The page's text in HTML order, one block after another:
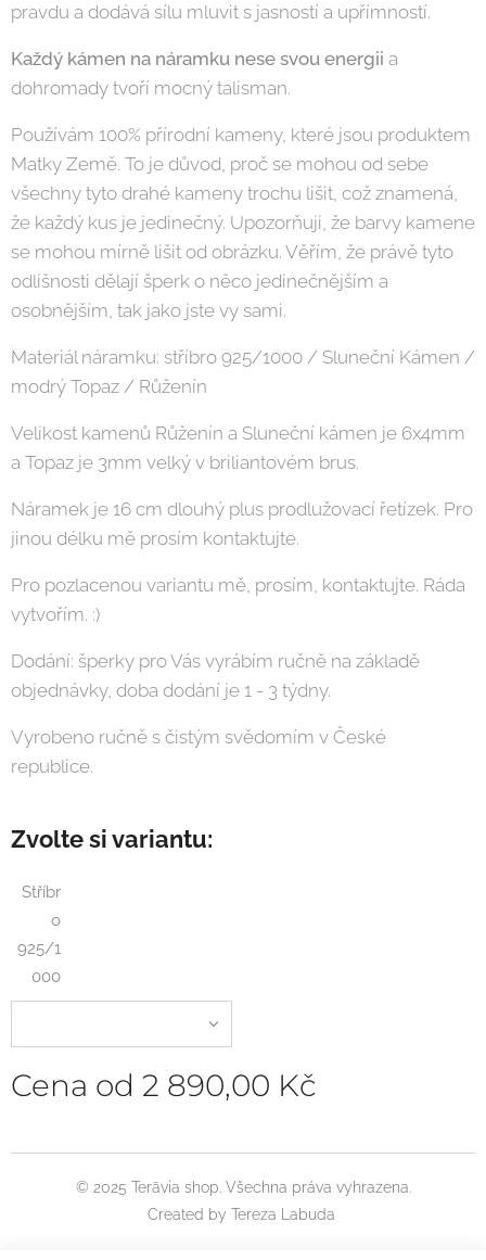
pravdu a dodává sílu mluvit s jasností a upřímností.
Každý kámen na náramku nese svou energii a
dohromady tvoří mocný talisman.
Používám 100% přírodní kameny, které jsou produktem
Matky Země. To je důvod, proč se mohou od sebe
všechny tyto drahé kameny trochu lišit, což znamená,
že každý kus je jedinečný. Upozorňuji, že barvy kamene
se mohou mírně lišit od obrázku. Věřím, že právě tyto
odlišnosti dělají šperk o něco jedinečnějším a
osobnějším, tak jako jste vy sami.
Materiál náramku: stříbro 925/1000 / Sluneční Kámen /
modrý Topaz / Růženín
Velikost kamenů Růženín a Sluneční kámen je 6x4mm
a Topaz je 3mm velký v briliantovém brus.
Náramek je 16 cm dlouhý plus prodlužovací řetízek. Pro
jinou délku mě prosím kontaktujte.
Pro pozlacenou variantu mě, prosím, kontaktujte. Ráda
vytvořím. :)
Dodání: šperky pro Vás vyrábím ručně na základě
objednávky, doba dodání je 1 - 3 týdny.
Vyrobeno ručně s čistým svědomím v České
republice.
Zvolte si variantu:
Stříbr
o
925/1
000
Cena od 2 890,00 Kč
© 2025 Terāvia shop. Všechna práva vyhrazena.
Created by Tereza Labuda